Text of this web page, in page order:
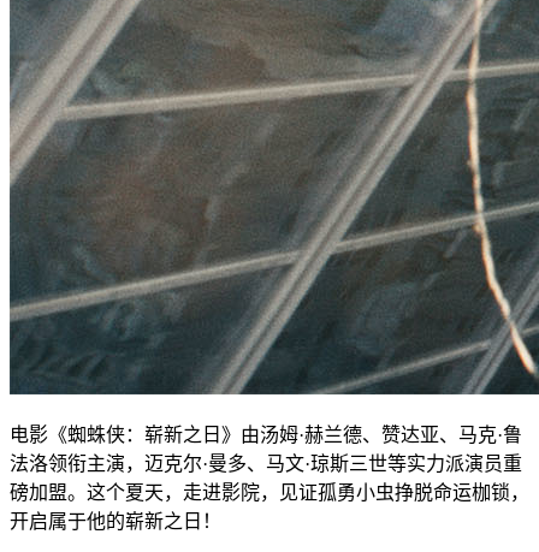
电影《蜘蛛侠：崭新之日》由汤姆·赫兰德、赞达亚、马克·鲁
法洛领衔主演，迈克尔·曼多、马文·琼斯三世等实力派演员重
磅加盟。这个夏天，走进影院，见证孤勇小虫挣脱命运枷锁，
开启属于他的崭新之日！